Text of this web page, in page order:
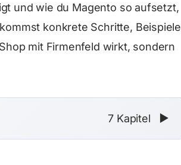
und wie du Magento so aufsetzt,
konkrete Schritte, Beispiele
mit Firmenfeld wirkt, sondern
7 Kapitel ▼